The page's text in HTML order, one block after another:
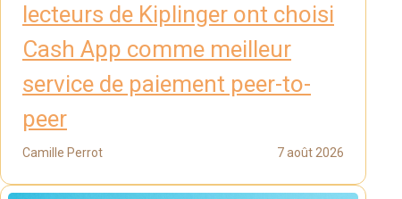
lecteurs de Kiplinger ont choisi
Cash App comme meilleur
service de paiement peer-to-
peer
Camille Perrot 7 août 2026